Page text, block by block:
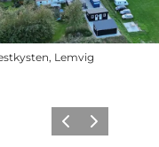
Lemvig
ForrigeNeste